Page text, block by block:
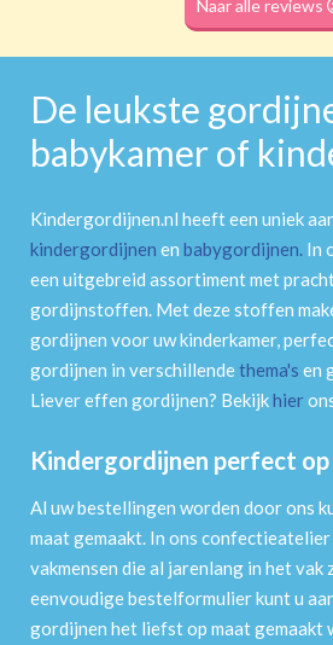
Naar alle reviews
De leukste
babykamer of
Kindergordijnen.nl heeft een uniek
kindergordijnen en babygordijnen. In
een uitgebreid assortiment met
gordijnstoffen. Met deze stoffen
gordijnen voor uw kinderkamer,
gordijnen in verschillendethema's en
Liever effen gordijnen? Bekijkhier
Kindergordijnen perfect
Al uw bestellingen worden door ons
maat gemaakt. In ons
vakmensen die al jarenlang in het vak
eenvoudige bestelformulier kunt u
gordijnen het liefst op maat gemaakt